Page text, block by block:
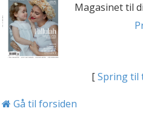
Magasinet til
[Spring til
Gå til forsiden